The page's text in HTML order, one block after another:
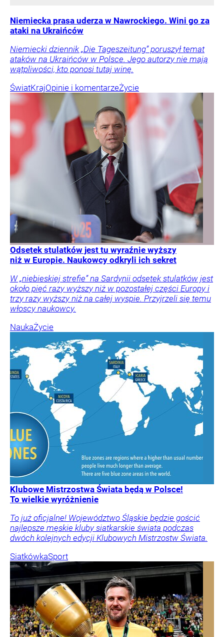
Niemiecka prasa uderza w Nawrockiego. Wini go za
ataki na Ukraińców
Niemiecki dziennik „Die Tageszeitung” poruszył temat
ataków na Ukraińców w Polsce. Jego autorzy nie mają
wątpliwości, kto ponosi tutaj winę.
ŚwiatKrajOpinie i komentarzeŻycie
Odsetek stulatków jest tu wyraźnie wyższy
niż w Europie. Naukowcy odkryli ich sekret
W „niebieskiej strefie” na Sardynii odsetek stulatków jest
około pięć razy wyższy niż w pozostałej części Europy i
trzy razy wyższy niż na całej wyspie. Przyjrzeli się temu
włoscy naukowcy.
NaukaŻycie
Klubowe Mistrzostwa Świata będą w Polsce!
To wielkie wyróżnienie
To już oficjalne! Województwo Śląskie będzie gościć
najlepsze męskie kluby siatkarskie świata podczas
dwóch kolejnych edycji Klubowych Mistrzostw Świata.
SiatkówkaSport